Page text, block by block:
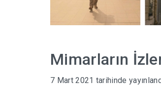
Mimarların
7 Mart 2021 tarihinde